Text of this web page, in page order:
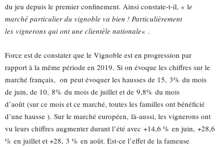
du jeu depuis le premier confinement. Ainsi constate-t-il, « le
marché particulier du vignoble va bien ! Particulièrement
les vignerons qui ont une clientèle nationale« .
Force est de constater que le Vignoble est en progression par
rapport à la même période en 2019. Si on évoque les chiffres sur le
marché français, on peut évoquer les hausses de 15, 3% du mois
de juin, de 10, 8% du mois de juillet et de 9,8% du mois
d’août (sur ce mois et ce marché, toutes les familles ont bénéficié
d’une hausse ). Sur le marché européen, là-aussi, les vignerons ont
vu leurs chiffres augmenter durant l’été avec +14,6 % en juin, +28,6
% en juillet et +28, 3 % en août. Est-ce l’effet de la fameuse